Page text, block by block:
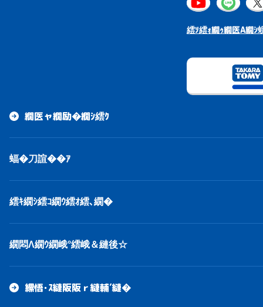
繧ｿ繧ｫ繝ｩ繝医Α繝ｼ
繝医ャ繝励�繝ｼ繧ｸ
蝠�刀諠��ｱ
繧ｷ繝ｼ繧ｺ繝ｳ繧ｵ繧､繝�
繝悶Λ繝ｳ繝峨°繧峨＆縺後☆
縲悟･ｽ縺阪阪ｒ縺輔′縺�